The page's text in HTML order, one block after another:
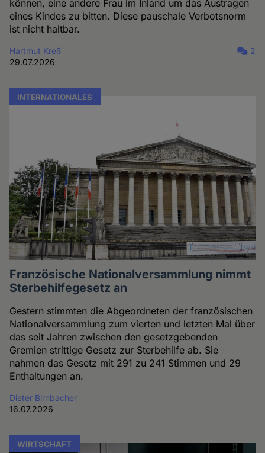
können, eine andere Frau im Inland um das Austragen
eines Kindes zu bitten. Diese pauschale Verbotsnorm
ist nicht haltbar.
Hartmut Kreß
29.07.2026
2
INTERNATIONALES
Französische Nationalversammlung nimmt
Sterbehilfegesetz an
Gestern stimmten die Abgeordneten der französischen
Nationalversammlung zum vierten und letzten Mal über
das seit Jahren zwischen den gesetzgebenden
Gremien strittige Gesetz zur Sterbehilfe ab. Sie
nahmen das Gesetz mit 291 zu 241 Stimmen und 29
Enthaltungen an.
Dieter Birnbacher
16.07.2026
WIRTSCHAFT